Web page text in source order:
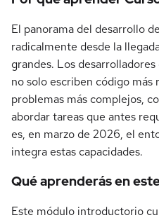
El panorama del desarrollo
radicalmente desde la
grandes. Los
no solo escriben código más
problemas más complejos,
abordar tareas que antes
es, en marzo de 2026, el
integra estas capacidades.
Qué aprenderás en
Este módulo introductorio